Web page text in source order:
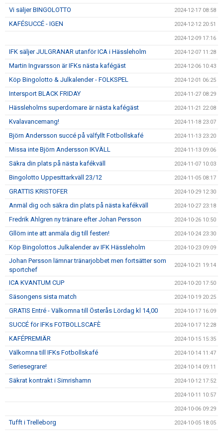
Vi säljer BINGOLOTTO 2024-12-17 08:58
KAFÉSUCCÉ - IGEN 2024-12-12 20:51
2024-12-09 17:16
IFK säljer JULGRANAR utanför ICA i Hässleholm 2024-12-07 11:28
Martin Ingvarsson är IFKs nästa kafégäst 2024-12-06 10:43
Köp Bingolotto & Julkalender - FOLKSPEL 2024-12-01 06:25
Intersport BLACK FRIDAY 2024-11-27 08:29
Hässleholms superdomare är nästa kafégäst 2024-11-21 22:08
Kvalavancemang! 2024-11-18 23:07
Björn Andersson succé på välfyllt Fotbollskafé 2024-11-13 23:20
Missa inte Björn Andersson IKVÄLL 2024-11-13 09:06
Säkra din plats på nästa kafékväll 2024-11-07 10:03
Bingolotto Uppesittarkväll 23/12 2024-11-05 08:17
GRATTIS KRISTOFER 2024-10-29 12:30
Anmäl dig och säkra din plats på nästa kafékväll 2024-10-27 23:18
Fredrik Ahlgren ny tränare efter Johan Persson 2024-10-26 10:50
Gllöm inte att anmäla dig till festen! 2024-10-24 23:30
Köp Bingolottos Julkalender av IFK Hässleholm 2024-10-23 09:09
Johan Persson lämnar tränarjobbet men fortsätter som
sportchef
2024-10-21 19:14
ICA KVANTUM CUP 2024-10-20 17:50
Säsongens sista match 2024-10-19 20:25
GRATIS Entré - Välkomna till Österås Lördag kl 14,00 2024-10-17 16:09
SUCCÉ för IFKs FOTBOLLSCAFÈ 2024-10-17 12:28
KAFÉPREMIÄR 2024-10-15 15:35
Välkomna till IFKs Fotbollskafé 2024-10-14 11:47
Seriesegrare! 2024-10-14 09:11
Säkrat kontrakt i Simrishamn 2024-10-12 17:52
2024-10-11 10:57
2024-10-06 09:29
Tufft i Trelleborg 2024-10-05 18:05